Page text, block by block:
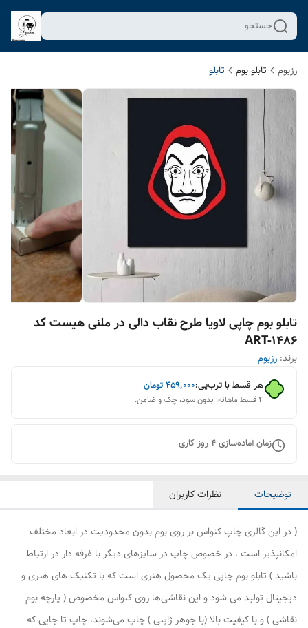
جستجو
رزبوم تابلو بوم تابلو
تابلو بوم چاپی لاویا طرح نقاب دالی در ملنی هیست کد
ART-1486
برند: رزبوم
هر قسط با ترب‌پی:۴۵۹٬۰۰۰تومان
۴ قسط ماهانه. بدون سود، چک و ضامن.
زمان آماده‌سازی4روز کاری
توضیحات نظرات کاربران
( در این گالری چاپ کنواس بر روی بوم بدون محدودیت در ابعاد مختلف
امکانپذیر است ، در خصوص چاپ در سایزهای دیگر با غرفه دار در ارتباط
باشید ) تابلو بوم چاپی یک محصول هنری است که با تکنیک های هنری و
دیجیتال تولید می شود و این نقاشی‌ها روی کنواس مخصوص ( پارچه بوم
نقاشی ) و با کیفیت بالا (با جوهر ژاپنی ) چاپ می‌شوند، چاپ تا جایی که